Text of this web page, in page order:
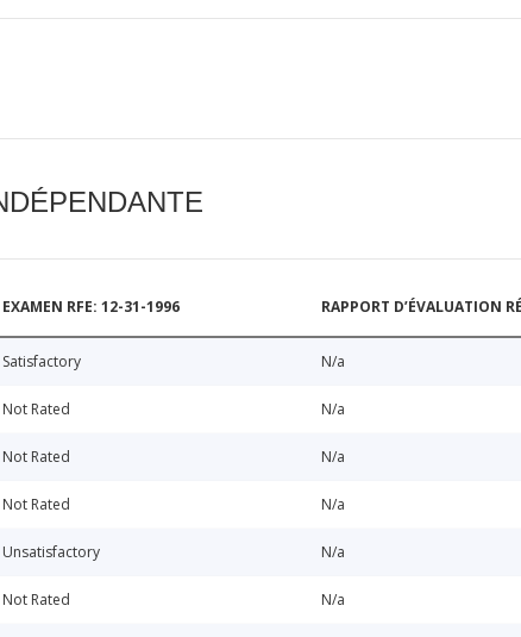
EXAMEN RFE: 12-31-1996 RAPPORT D’ÉVALUATION
Satisfactory N/a
Not Rated N/a
Not Rated N/a
Not Rated N/a
Unsatisfactory N/a
Not Rated N/a